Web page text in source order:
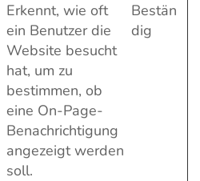
Erkennt, wie oft
ein Benutzer die
Website besucht
hat, um zu
bestimmen, ob
eine On-Page-
Benachrichtigung
angezeigt werden
soll.
Bestän
dig